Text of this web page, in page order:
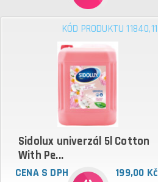
KÓD PRODUKTU 11840,11
Sidolux univerzál 5l Cotton
With Pe...
CENA S DPH 199,00 Kč